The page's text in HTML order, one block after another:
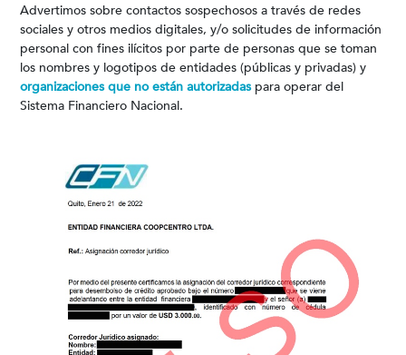
Advertimos sobre contactos sospechosos a través de redes
sociales y otros medios digitales, y/o solicitudes de información
personal con fines ilícitos por parte de personas que se toman
los nombres y logotipos de entidades (públicas y privadas) y
organizaciones que no están autorizadaspara operar del
Sistema Financiero Nacional.